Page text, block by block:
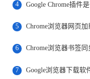
4
5 Chrome浏览器网页
6
7